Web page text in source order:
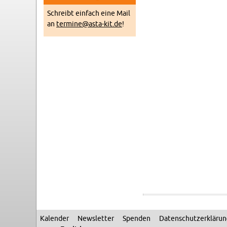
Schreibt ein­fach eine Mail
an termine@​asta-​kit.​de!
Kalen­der Newslet­ter Spenden